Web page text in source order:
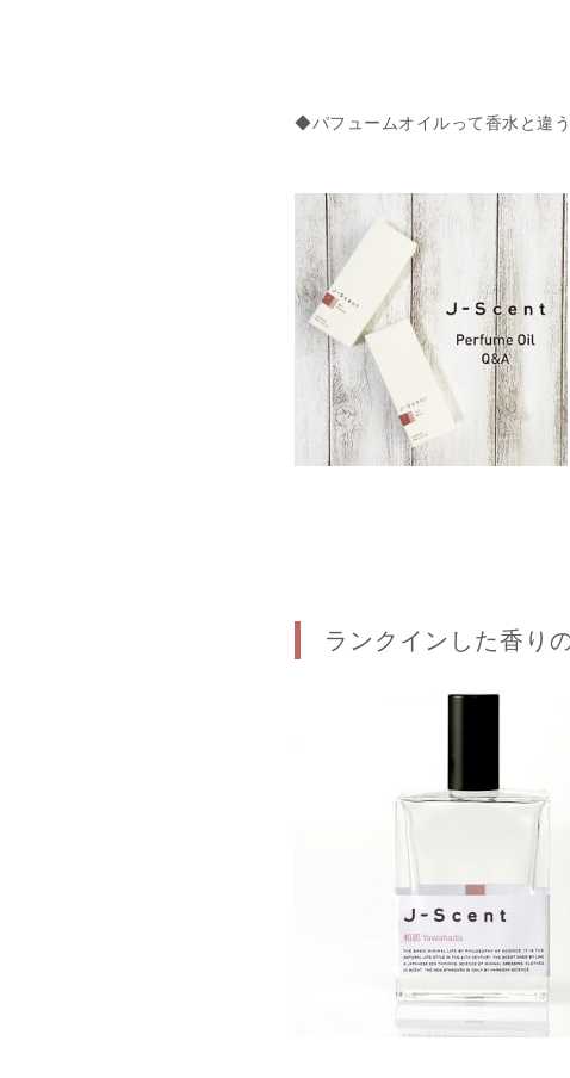
◆パフュームオイルって香水と違
ランクインした香り